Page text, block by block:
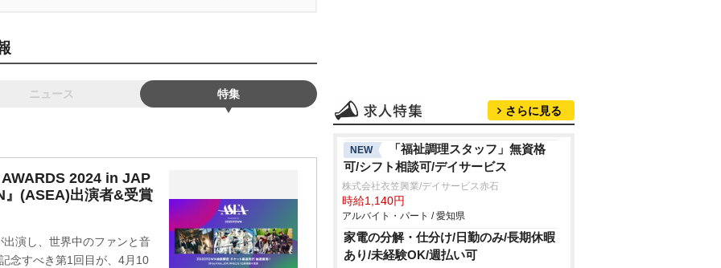
ニュース 特集
2024 in JAP
(ASEA)出演者&受賞
演し、世界中のファンと音
念すべき第1回目が、4月10
さらに見る
NEW
「福祉調理スタッフ」無資格
可/シフト相談可/デイサービス
株式会社衣笠興業/デイサービス赤石
時給1,140円
アルバイト・パート / 愛知県
家電の分解・仕分け/日勤のみ/長期休暇
あり/未経験OK/週払い可